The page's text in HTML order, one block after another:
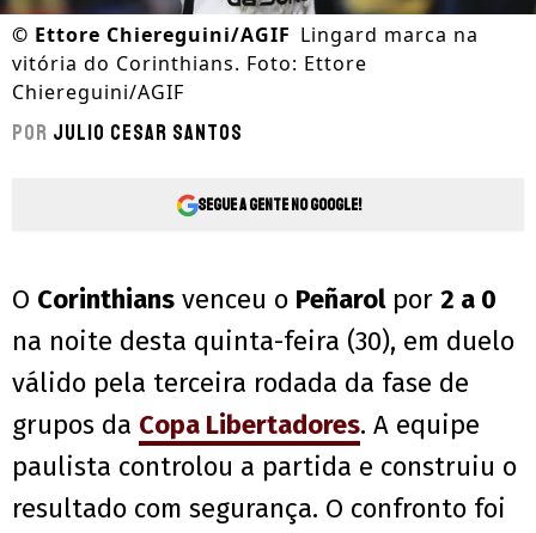
© Ettore Chiereguini/AGIF Lingard marca na
vitória do Corinthians. Foto: Ettore
Chiereguini/AGIF
Por Julio Cesar Santos
Segue a gente no Google!
O Corinthians venceu o Peñarolpor 2 a 0
na noite desta quinta-feira (30), em duelo
válido pela terceira rodada da fase de
grupos da Copa Libertadores. A equipe
paulista controlou a partida e construiu o
resultado com segurança. O confronto foi